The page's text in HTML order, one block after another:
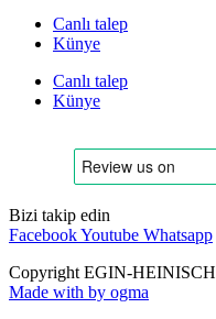
Canlı talep
Künye
Canlı talep
Künye
Bizi takip edin
FacebookYoutube Whatsapp
Copyright EGIN-
Made with by ogma